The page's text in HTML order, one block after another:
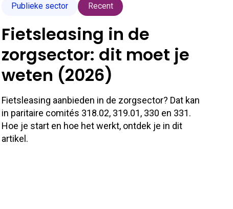
Publieke sector Recent
Fietsleasing in de
zorgsector: dit moet je
weten (2026)
Fietsleasing aanbieden in de zorgsector? Dat kan
in paritaire comités 318.02, 319.01, 330 en 331.
Hoe je start en hoe het werkt, ontdek je in dit
artikel.